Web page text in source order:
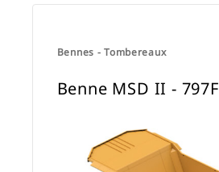
Bennes - Tombereaux
Benne MSD II - 797F